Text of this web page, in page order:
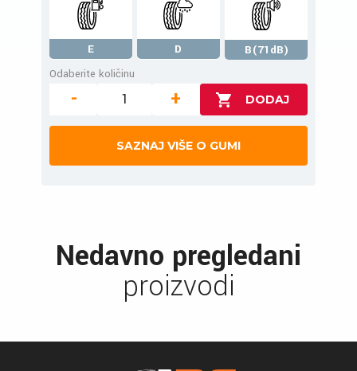
E D
B(71dB)
Odaberite količinu
- +
SAZNAJ VIŠE O GUMI
Nedavno pregledani
proizvodi